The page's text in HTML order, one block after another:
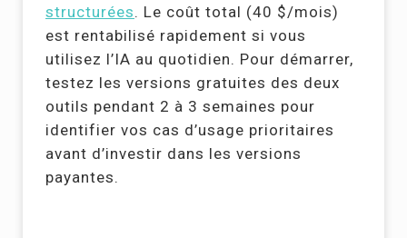
structurées. Le coût total (40 $/mois)
est rentabilisé rapidement si vous
utilisez l’IA au quotidien. Pour démarrer,
testez les versions gratuites des deux
outils pendant 2 à 3 semaines pour
identifier vos cas d’usage prioritaires
avant d’investir dans les versions
payantes.